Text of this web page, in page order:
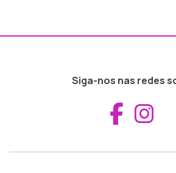
Siga-nos nas redes